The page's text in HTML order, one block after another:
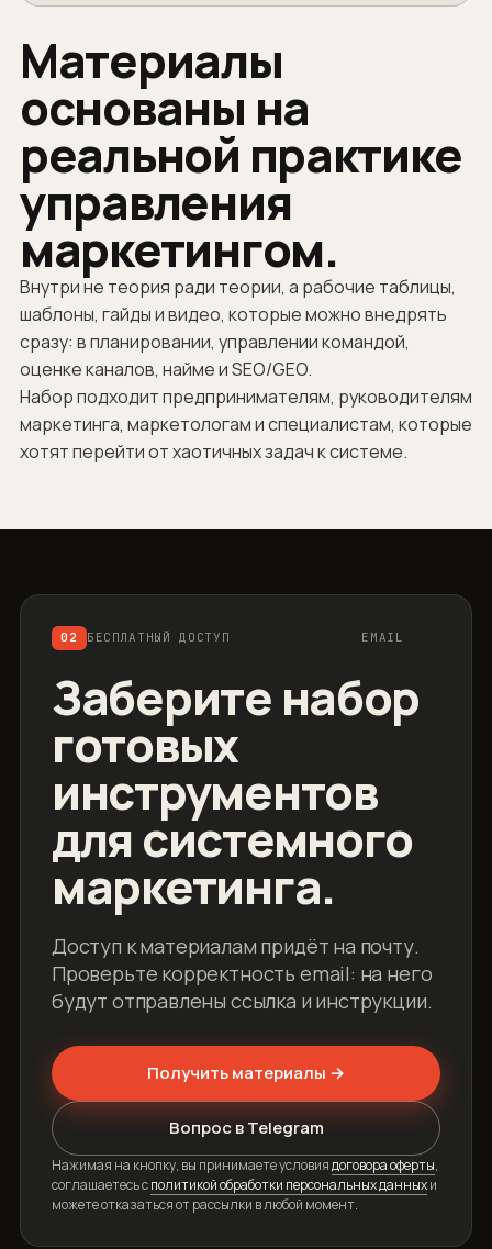
Материалы
основаны на
реальной практике
управления
маркетингом.
Внутри не теория ради теории, а рабочие таблицы,
шаблоны, гайды и видео, которые можно внедрять
сразу: в планировании, управлении командой,
оценке каналов, найме и SEO/GEO.
Набор подходит предпринимателям, руководителям
маркетинга, маркетологам и специалистам, которые
хотят перейти от хаотичных задач к системе.
02 БЕСПЛАТНЫЙ ДОСТУП EMAIL
Заберите набор
готовых
инструментов
для системного
маркетинга.
Доступ к материалам придёт на почту.
Проверьте корректность email: на него
будут отправлены ссылка и инструкции.
Получить материалы →
Вопрос в Telegram
Нажимая на кнопку, вы принимаете условиядоговора оферты,
соглашаетесь сполитикой обработки персональных данныхи
можете отказаться от рассылки в любой момент.